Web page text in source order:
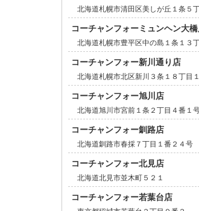
北海道札幌市清田区美しが丘１条５
コーチャンフォーミュンヘン大
北海道札幌市豊平区中の島１条１３
コーチャンフォー新川通り店
北海道札幌市北区新川３条１８丁目
コーチャンフォー旭川店
北海道旭川市宮前１条２丁目４番１
コーチャンフォー釧路店
北海道釧路市春採７丁目１番２４号
コーチャンフォー北見店
北海道北見市並木町５２１
コーチャンフォー若葉台店